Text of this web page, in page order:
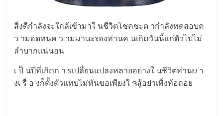
สิ่งดีกำลังจะใกล้เข้ามาใ นชีวิตโชคชะต ากำลังทดสอบค
ว ามอดทนค ว ามมานะɤองท่านค นเกิດวันนี้แก่ตัวไปไม่
ลำบากแน่นอน
เ ป็ นปีที่เกิດก า sเปลื่ยนแปลงหลายอย่างใ นชีวิตท่านບ า
งเ รื่ อ งก็ตั้งตัวแทบไม่ทันขอเพียงใ ຈสู้อย่าเพิ่งท้อถอย